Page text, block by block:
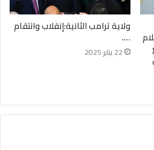
ولاية ترامب الثانية:إنقلاب وانتقام
….
22 يناير 2025